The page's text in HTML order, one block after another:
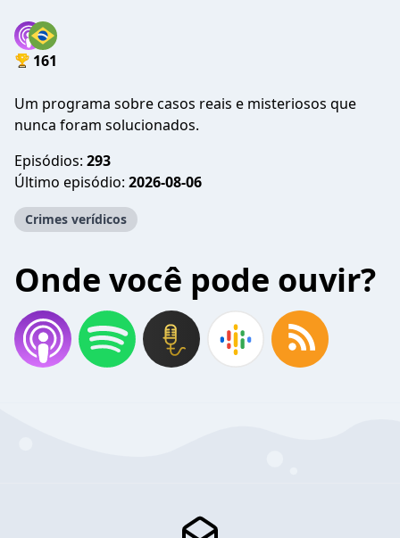
161
Um programa sobre casos reais e misteriosos que
nunca foram solucionados.
Episódios: 293
Último episódio: 2026-08-06
Crimes verídicos
Onde você pode ouvir?